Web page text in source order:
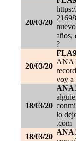
20/03/20
años,
?
20/03/20
voy a
18/03/20
lo
.com
18/03/20